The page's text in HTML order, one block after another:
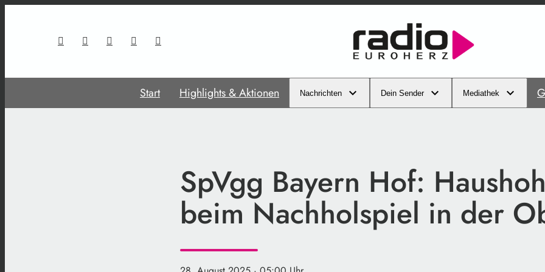
Start Highlights & Aktionen Nachrichten Dein Sender Mediathek
SpVgg Bayern Hof:
beim Nachholspiel in der